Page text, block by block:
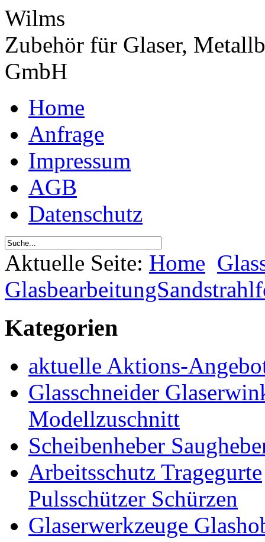
Wilms
Zubehör für Glaser,
GmbH
Home
Anfrage
Impressum
AGB
Datenschutz
Aktuelle Seite: Home
Kategorien
aktuelle Aktions-
Glasschneider
Modellzuschnitt
Scheibenheber
Arbeitsschutz Tragegurte
Pulsschützer Schürzen
Glaserwerkzeuge